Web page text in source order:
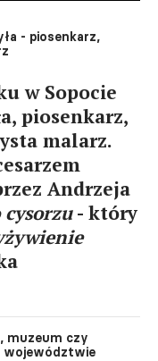
- piosenkarz,
w Sopocie
piosenkarz,
malarz.
Andrzeja
- który
muzeum czy
województwie